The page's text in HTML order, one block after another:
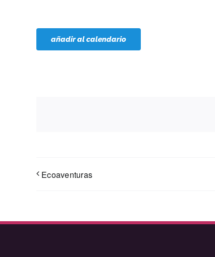
añadir al calendario
Ecoaventuras